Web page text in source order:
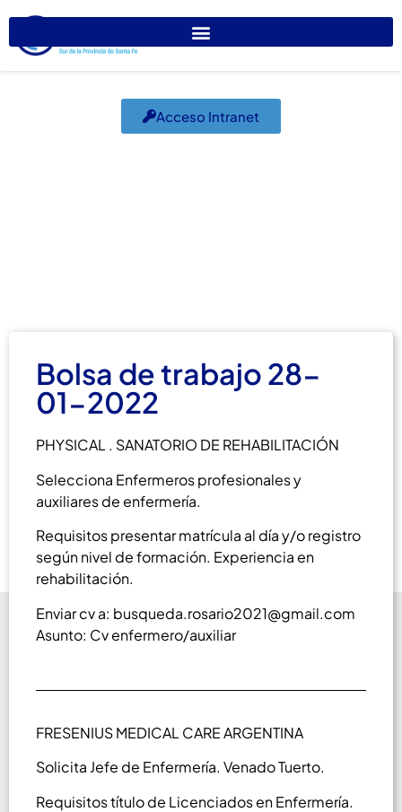
Acceso Intranet
Bolsa de trabajo 28-
01-2022
PHYSICAL . SANATORIO DE REHABILITACIÓN
Selecciona Enfermeros profesionales y
auxiliares de enfermería.
Requisitos presentar matrícula al día y/o registro
según nivel de formación. Experiencia en
rehabilitación.
Enviar cv a: busqueda.rosario2021@gmail.com
Asunto: Cv enfermero/auxiliar
FRESENIUS MEDICAL CARE ARGENTINA
Solicita Jefe de Enfermería. Venado Tuerto.
Requisitos título de Licenciados en Enfermería.